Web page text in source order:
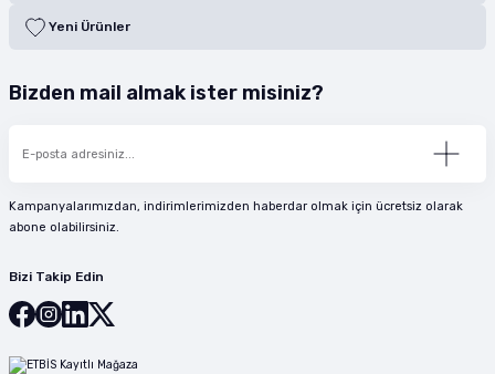
Yeni Ürünler
Bizden mail almak ister misiniz?
Kampanyalarımızdan, indirimlerimizden haberdar olmak için ücretsiz olarak
abone olabilirsiniz.
Bizi Takip Edin